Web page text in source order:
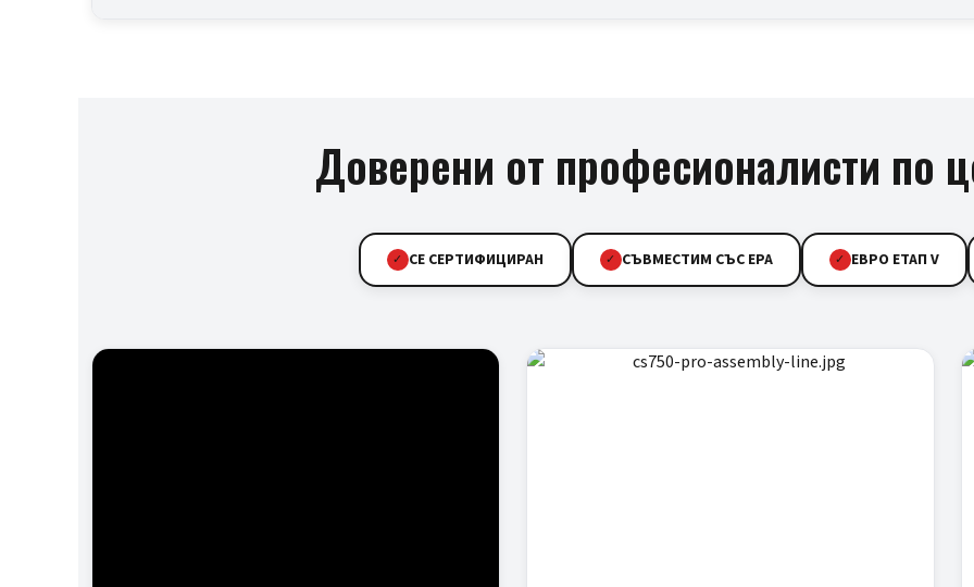
Доверени от професионалисти по
✓ CE СЕРТИФИЦИРАН ✓ СЪВМЕСТИМ СЪС EPA ✓ ЕВРО ЕТАП V